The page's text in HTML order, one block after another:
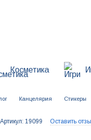
Косметика
Канцелярия Стикеры
Артикул: 19099 Оставить